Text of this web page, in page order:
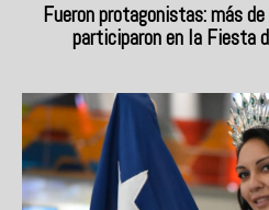
Fueron protagonistas: más
participaron en la Fiesta